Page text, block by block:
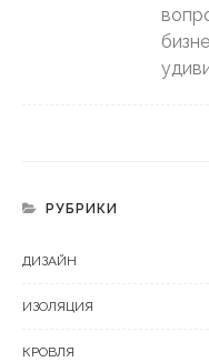
РУБРИКИ
ДИЗАЙН
ИЗОЛЯЦИЯ
КРОВЛЯ